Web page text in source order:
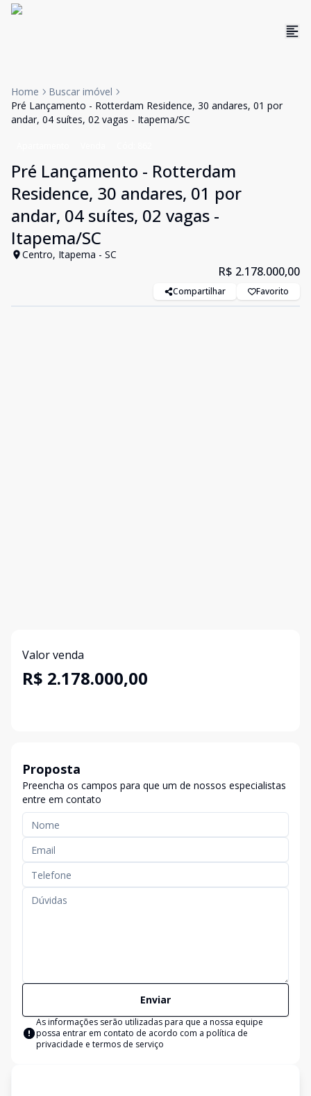
Home
Buscar imóvel
Pré Lançamento - Rotterdam Residence, 30 andares, 01 por
andar, 04 suítes, 02 vagas - Itapema/SC
Pré Lançamento - Rotterdam
Residence, 30 andares, 01 por
andar, 04 suítes, 02 vagas -
Itapema/SC
Centro, Itapema - SC
R$ 2.178.000,00
Compartilhar Favorito
Valor venda
R$ 2.178.000,00
Proposta
Preencha os campos para que um de nossos especialistas
entre em contato
Enviar
As informações serão utilizadas para que a nossa equipe
possa entrar em contato de acordo com a política de
privacidade e termos de serviço